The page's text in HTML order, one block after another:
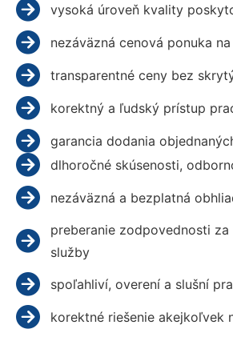
vysoká úroveň kvality
nezáväzná cenová ponuka
transparentné ceny bez
korektný a ľudský prístup
garancia dodania
dlhoročné skúsenosti,
nezáväzná a bezplatná
preberanie zodpovednosti
služby
spoľahliví, overení a slušní
korektné riešenie akejkoľvek